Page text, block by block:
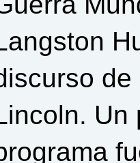
de
Un